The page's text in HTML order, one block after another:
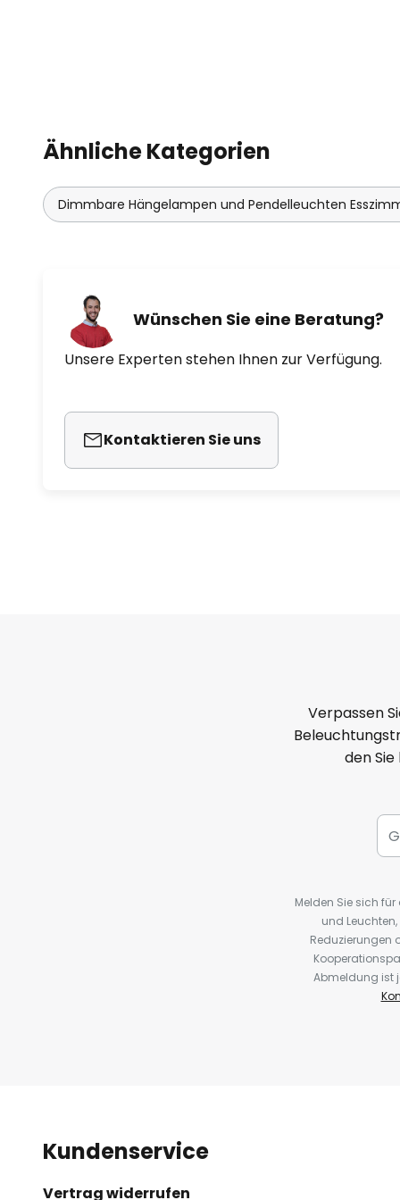
- Steuerung per Sprachbefehl
Alexa)
- Steuerung mit EGLO
- Lichtfarbe smart steuerbar
Ähnliche Kategorien
Dimmbare Hängelampen und Pendelleuchten
Wünschen Sie eine Beratung?
Unsere Experten stehen Ihnen zur Verfügung.
Kontaktieren Sie uns
Verpassen
den
Melden Sie sich
und
Reduzierungen
Abmeldung ist
Kundenservice
Vertrag widerrufen